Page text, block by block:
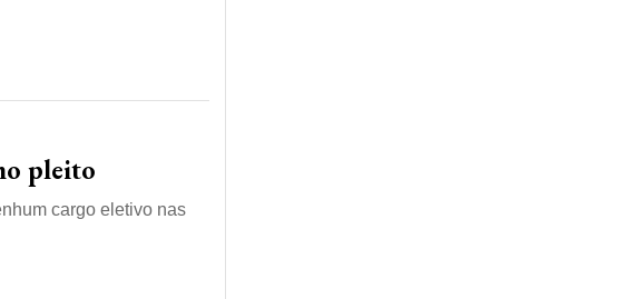
pleito
cargo eletivo nas